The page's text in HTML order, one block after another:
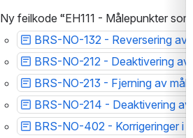
Ny feilkode “EH111 - Målepunkter
BRS-NO-132 - Reversering av
BRS-NO-212 - Deaktivering av
BRS-NO-213 - Fjerning av
BRS-NO-214 - Deaktivering
BRS-NO-402 - Korrigeringer i